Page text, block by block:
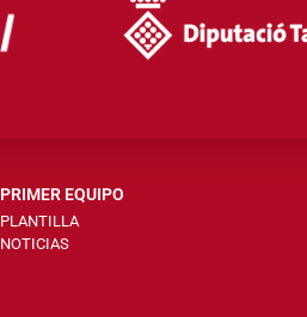
PRIMER EQUIPO
PLANTILLA
NOTICIAS